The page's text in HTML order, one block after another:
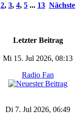
2, 3, 4, 5 ... 13 Nächste
Letzter Beitrag
Mi 15. Jul 2026, 08:13
Radio Fan
Di 7. Jul 2026, 06:49